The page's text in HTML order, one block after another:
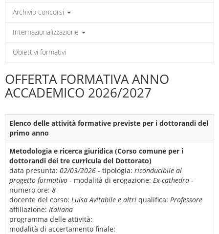
Archivio concorsi
Internazionalizzazione
Obiettivi formativi
OFFERTA FORMATIVA ANNO
ACCADEMICO 2026/2027
Elenco delle attività formative previste per i dottorandi del
primo anno
Metodologia e ricerca giuridica (Corso comune per i
dottorandi dei tre curricula del Dottorato)
data presunta: 02/03/2026 - tipologia: riconducibile al
progetto formativo - modalità di erogazione: Ex-cathedra -
numero ore: 8
docente del corso: Luisa Avitabile e altri qualifica: Professore
affiliazione: Italiana
programma delle attività:
modalità di accertamento finale: